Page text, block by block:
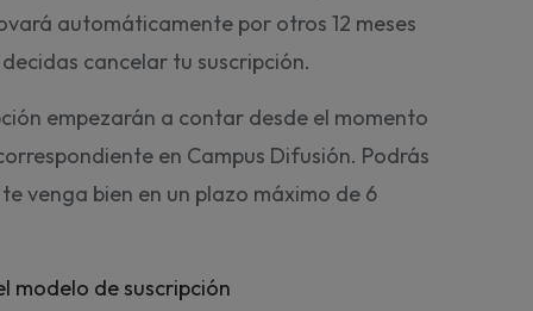
automáticamente por otros 12 meses
cancelar tu suscripción.
empezarán a contar desde el momento
en Campus Difusión. Podrás
venga bien en un plazo máximo de 6
modelo de suscripción